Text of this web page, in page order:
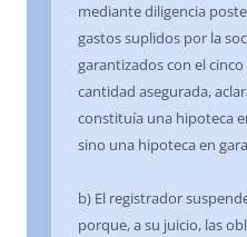
mediante diligencia
gastos suplidos por la
garantizados con el
cantidad asegurada,
constituía una hipoteca
sino una hipoteca en
b) El registrador
porque, a su juicio, las